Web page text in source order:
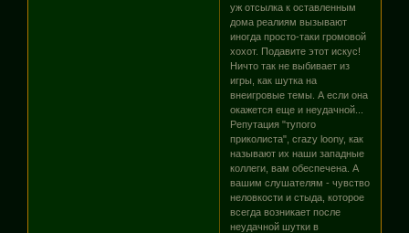
уж отсылка к оставленным
дома реалиям вызывают
иногда просто-таки громовой
хохот. Подавите этот искус!
Ничто так не выбивает из
игры, как шутка на
внеигровые темы. А если она
окажется еще и неудачной...
Репутация "тупого
приколиста", crazy loony, как
называют их наши западные
коллеги, вам обеспечена. А
вашим слушателям - чувство
неловкости и стыда, которое
всегда возникает после
неудачной шутки в